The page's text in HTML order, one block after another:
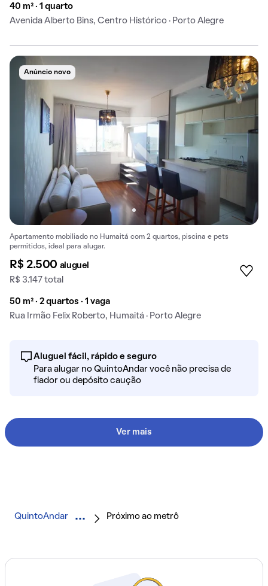
40 m² · 1 quarto
Avenida Alberto Bins, Centro Histórico · Porto Alegre
Anúncio novo
Apartamento mobiliado no Humaitá com 2 quartos, piscina e pets
permitidos, ideal para alugar.
R$ 2.500 aluguel
R$ 3.147 total
50 m² · 2 quartos · 1 vaga
Rua Irmão Felix Roberto, Humaitá · Porto Alegre
Aluguel fácil, rápido e seguro
Para alugar no QuintoAndar você não precisa de
fiador ou depósito caução
Ver mais
QuintoAndar Próximo ao metrô